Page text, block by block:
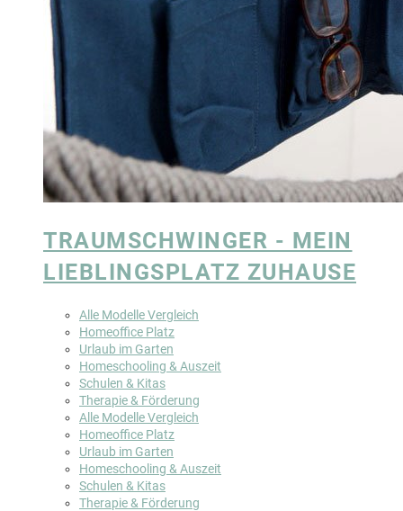
TRAUMSCHWINGER - MEIN
LIEBLINGSPLATZ ZUHAUSE
Alle Modelle Vergleich
Homeoffice Platz
Urlaub im Garten
Homeschooling & Auszeit
Schulen & Kitas
Therapie & Förderung
Alle Modelle Vergleich
Homeoffice Platz
Urlaub im Garten
Homeschooling & Auszeit
Schulen & Kitas
Therapie & Förderung